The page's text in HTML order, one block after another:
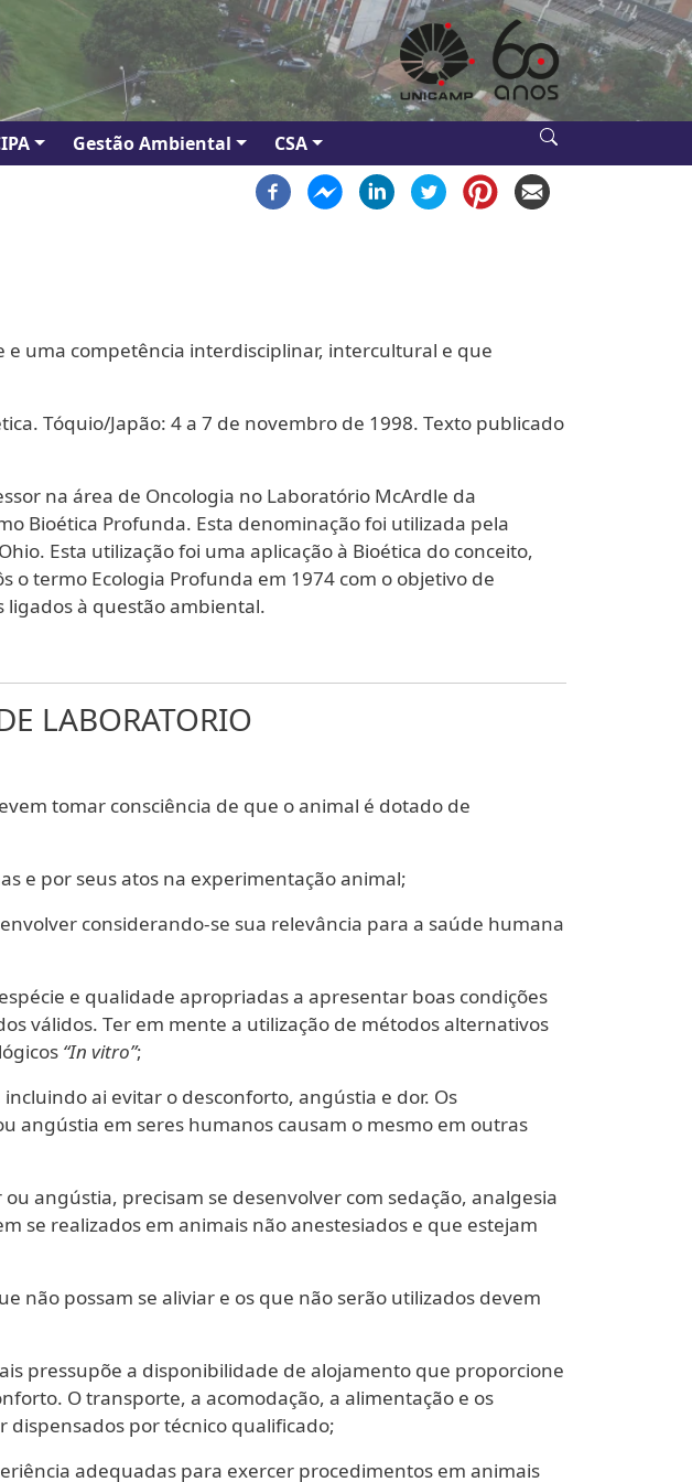
Gestão Ambiental CSA
uma competência interdisciplinar, intercultural e que
Tóquio/Japão: 4 a 7 de novembro de 1998. Texto publicado
na área de Oncologia no Laboratório McArdle da
Bioética Profunda. Esta denominação foi utilizada pela
Esta utilização foi uma aplicação à Bioética do conceito,
o termo Ecologia Profunda em 1974 com o objetivo de
à questão ambiental.
LABORATORIO
tomar consciência de que o animal é dotado de
e por seus atos na experimentação animal;
considerando-se sua relevância para a saúde humana
e qualidade apropriadas a apresentar boas condições
válidos. Ter em mente a utilização de métodos alternativos
“In vitro”;
ai evitar o desconforto, angústia e dor. Os
angústia em seres humanos causam o mesmo em outras
angústia, precisam se desenvolver com sedação, analgesia
se realizados em animais não anestesiados e que estejam
não possam se aliviar e os que não serão utilizados devem
pressupõe a disponibilidade de alojamento que proporcione
O transporte, a acomodação, a alimentação e os
dispensados por técnico qualificado;
adequadas para exercer procedimentos em animais